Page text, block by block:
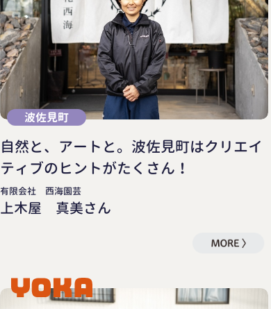
波佐見町
自然と、アートと。波佐見町はクリエイ
ティブのヒントがたくさん！
有限会社 西海園芸
上木屋 真美さん